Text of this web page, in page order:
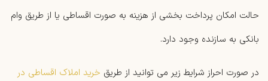
حالت امکان پرداخت بخشی از هزینه به صورت اقساطی یا از طریق وام
بانکی به سازنده وجود دارد.
در صورت احراز شرایط زیر می توانید از طریق خرید املاک اقساطی در